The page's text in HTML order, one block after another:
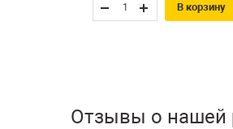
В корзину
Отзывы о нашей